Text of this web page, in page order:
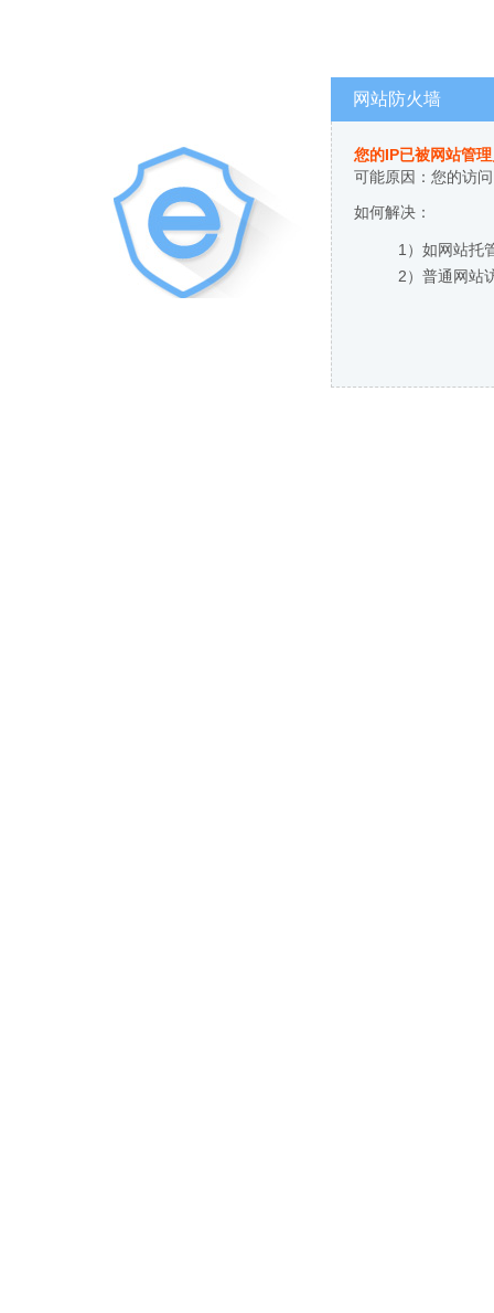
网站防火墙
您的IP已被网站管
可能原因：您的访
如何解决：
1）如网站托
2）普通网站